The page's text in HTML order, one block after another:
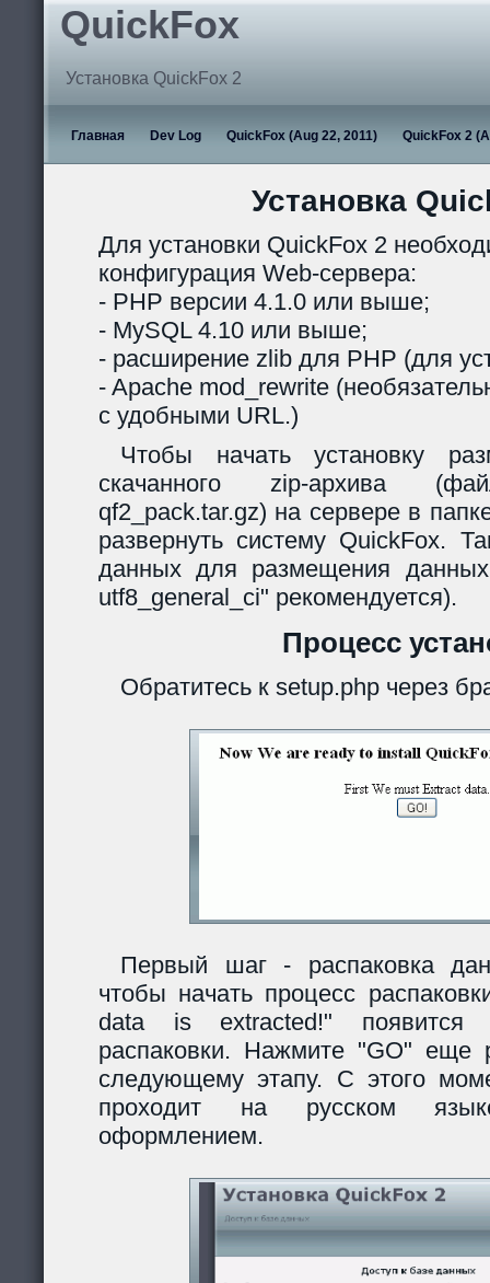
QuickFox
Установка QuickFox 2
Главная Dev Log QuickFox (Aug 22, 2011) QuickFox 2
Установка
Для установки QuickFox 2
конфигурация Web-сервера:
- PHP версии 4.1.0 или выше;
- MySQL 4.10 или выше;
- расширение zlib для PHP (для
- Apache mod_rewrite
с удобными URL.)
Чтобы начать установку
скачанного zip-архива
qf2_pack.tar.gz) на сервере в
развернуть систему QuickFox.
данных для размещения
utf8_general_ci" рекомендуется).
Процесс
Обратитесь к setup.php через
Первый шаг - распаковка
чтобы начать процесс
data is extracted!" появится
распаковки. Нажмите "GO" еще
следующему этапу. С этого
проходит на русском
оформлением.